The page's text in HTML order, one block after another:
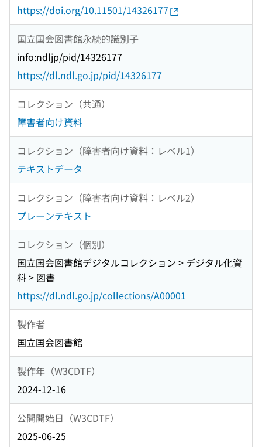
https://doi.org/10.11501/14326177
国立国会図書館永続的識別子
info:ndljp/pid/14326177
https://dl.ndl.go.jp/pid/14326177
コレクション（共通）
障害者向け資料
コレクション（障害者向け資料：レベル1）
テキストデータ
コレクション（障害者向け資料：レベル2）
プレーンテキスト
コレクション（個別）
国立国会図書館デジタルコレクション > デジタル化資
料 > 図書
https://dl.ndl.go.jp/collections/A00001
製作者
国立国会図書館
製作年（W3CDTF）
2024-12-16
公開開始日（W3CDTF）
2025-06-25